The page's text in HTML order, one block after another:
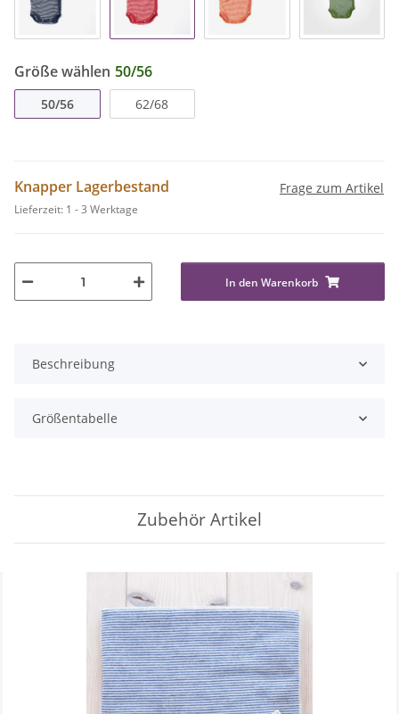
Größe wählen 50/56
50/56 62/68
Knapper Lagerbestand
Lieferzeit: 1 - 3 Werktage
Frage zum Artikel
In den Warenkorb
Beschreibung
Größentabelle
Zubehör Artikel